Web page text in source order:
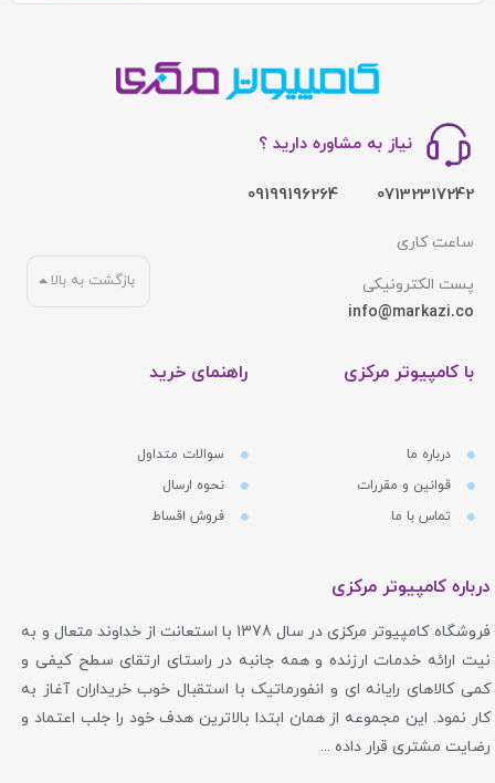
نیاز به مشاوره دارید ؟
07132317242
09199196264
ساعت کاری
پست الکترونیکی
info@markazi.co
با کامپیوتر مرکزی
درباره ما
قوانین و مقررات
تماس با ما
راهنمای خرید
سوالات متداول
نحوه ارسال
فروش اقساط
بازگشت به بالا
درباره کامپیوتر مرکزی
فروشگاه کامپیوتر مرکزی در سال 1378 با استعانت از خداوند متعال و به
نیت ارائه خدمات ارزنده و همه جانبه در راستای ارتقای سطح کیفی و
کمی کالاهای رایانه ای و انفورماتیک با استقبال خوب خریداران آغاز به
کار نمود. این مجموعه از همان ابتدا بالاترین هدف خود را جلب اعتماد و
رضایت مشتری قرار داده ...